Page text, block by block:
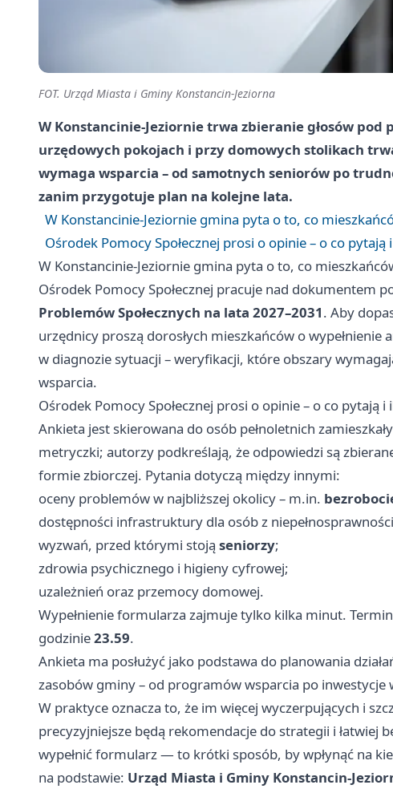
FOT. Urząd Miasta i Gminy Konstancin-Jeziorna
W Konstancinie-Jeziornie trwa zbieranie głosów pod
urzędowych pokojach i przy domowych stolikach
wymaga wsparcia – od samotnych seniorów po
zanim przygotuje plan na kolejne lata.
W Konstancinie-Jeziornie gmina pyta o to, co
Ośrodek Pomocy Społecznej prosi o opinie – o co pytają
W Konstancinie-Jeziornie gmina pyta o to, co
Ośrodek Pomocy Społecznej pracuje nad dokumentem
Problemów Społecznych na lata 2027–2031. Aby
urzędnicy proszą dorosłych mieszkańców o
w diagnozie sytuacji – weryfikacji, które obszary
wsparcia.
Ośrodek Pomocy Społecznej prosi o opinie – o co pytają i
Ankieta jest skierowana do osób pełnoletnich
metryczki; autorzy podkreślają, że odpowiedzi są
formie zbiorczej. Pytania dotyczą między innymi:
oceny problemów w najbliższej okolicy – m.in.
dostępności infrastruktury dla osób z
wyzwań, przed którymi stoją seniorzy;
zdrowia psychicznego i higieny cyfrowej;
uzależnień oraz przemocy domowej.
Wypełnienie formularza zajmuje tylko kilka minut.
godzinie23.59.
Ankieta ma posłużyć jako podstawa do planowania
zasobów gminy – od programów wsparcia po inwestycje
W praktyce oznacza to, że im więcej wyczerpujących i
precyzyjniejsze będą rekomendacje do strategii i łatwiej
wypełnić formularz — to krótki sposób, by wpłynąć na
na podstawie: Urząd Miasta i Gminy Konstancin-